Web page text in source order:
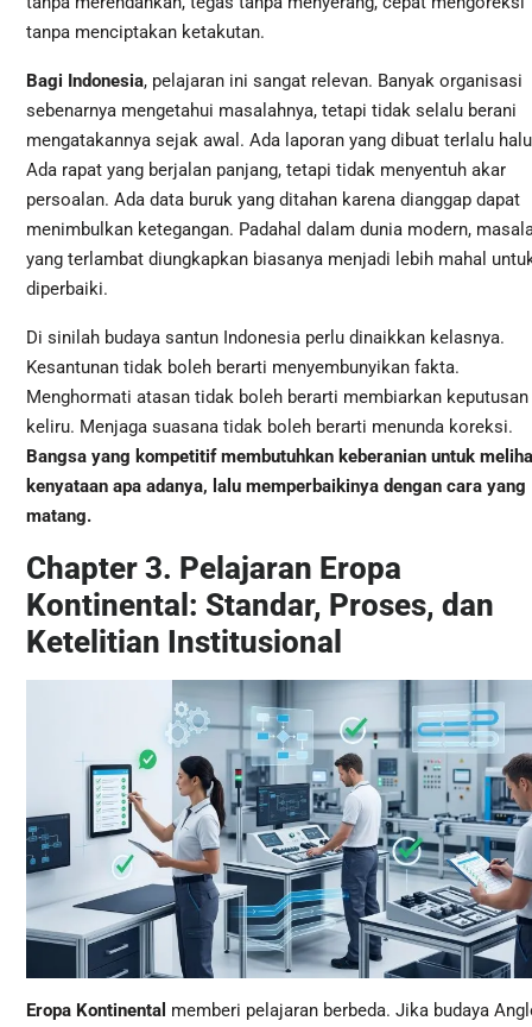
tanpa menciptakan ketakutan.
Bagi Indonesia, pelajaran ini sangat relevan. Banyak organisasi
sebenarnya mengetahui masalahnya, tetapi tidak selalu berani
mengatakannya sejak awal. Ada laporan yang dibuat terlalu
Ada rapat yang berjalan panjang, tetapi tidak menyentuh akar
persoalan. Ada data buruk yang ditahan karena dianggap dapat
menimbulkan ketegangan. Padahal dalam dunia modern,
yang terlambat diungkapkan biasanya menjadi lebih mahal
diperbaiki.
Di sinilah budaya santun Indonesia perlu dinaikkan kelasnya.
Kesantunan tidak boleh berarti menyembunyikan fakta.
Menghormati atasan tidak boleh berarti membiarkan keputusan
keliru. Menjaga suasana tidak boleh berarti menunda koreksi.
Bangsa yang kompetitif membutuhkan keberanian untuk
kenyataan apa adanya, lalu memperbaikinya dengan cara yang
matang.
Chapter 3. Pelajaran Eropa
Kontinental: Standar, Proses, dan
Ketelitian Institusional
Eropa Kontinental memberi pelajaran berbeda. Jika budaya